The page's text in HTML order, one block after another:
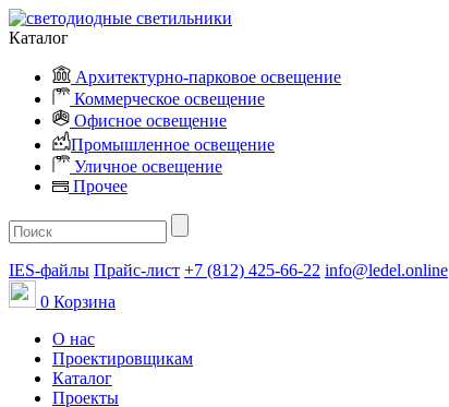
Каталог
Архитектурно-парковое освещение
Коммерческое освещение
Офисное освещение
Промышленное освещение
Уличное освещение
Прочее
IES-файлы Прайс-лист +7 (812) 425-66-22 info@ledel.online
0 Корзина
О нас
Проектировщикам
Каталог
Проекты